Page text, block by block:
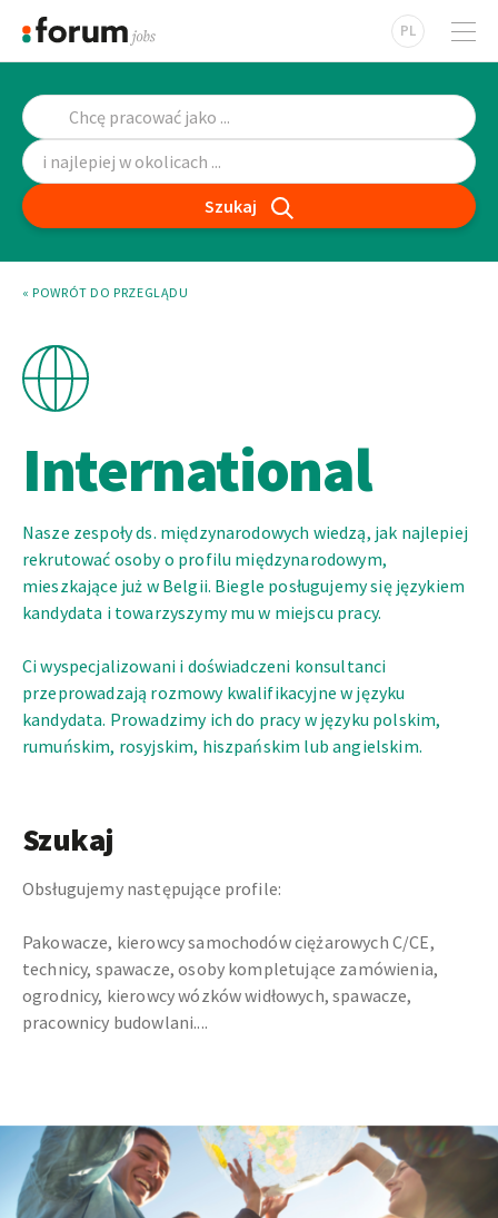
PL
Szukaj
« POWRÓT DO PRZEGLĄDU
International
Nasze zespoły ds. międzynarodowych wiedzą, jak najlepiej
rekrutować osoby o profilu międzynarodowym,
mieszkające już w Belgii. Biegle posługujemy się językiem
kandydata i towarzyszymy mu w miejscu pracy.
Ci wyspecjalizowani i doświadczeni konsultanci
przeprowadzają rozmowy kwalifikacyjne w języku
kandydata. Prowadzimy ich do pracy w języku polskim,
rumuńskim, rosyjskim, hiszpańskim lub angielskim.
Szukaj
Obsługujemy następujące profile:
Pakowacze, kierowcy samochodów ciężarowych C/CE,
technicy, spawacze, osoby kompletujące zamówienia,
ogrodnicy, kierowcy wózków widłowych, spawacze,
pracownicy budowlani....